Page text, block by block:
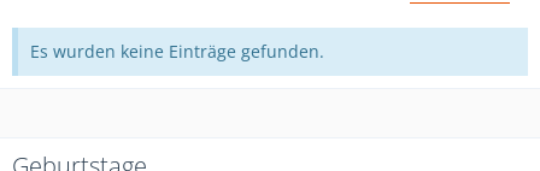
Es wurden keine Einträge gefunden.